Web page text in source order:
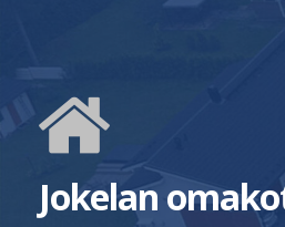
Jokelan